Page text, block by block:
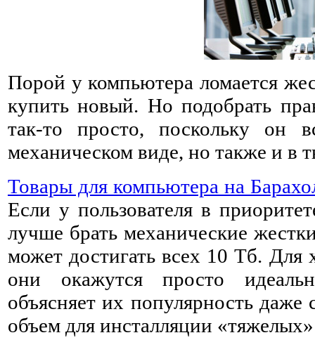
Порой у компьютера ломается
купить новый. Но подобрать
так-то просто, поскольку он
механическом виде, но также и в
Товары для компьютера на
Если у пользователя в
лучше брать механические
может достигать всех 10 Тб.
они окажутся просто
объясняет их популярность
объем для инсталляции